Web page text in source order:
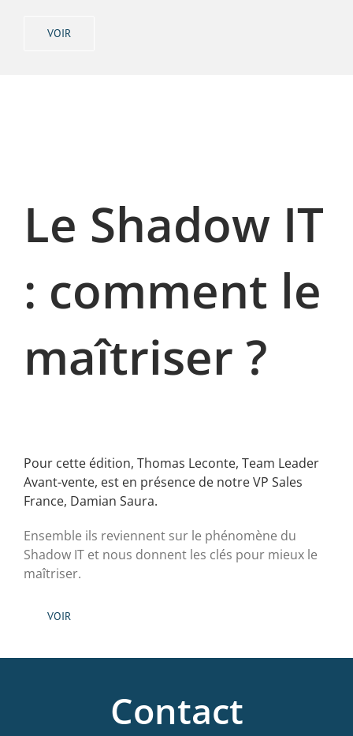
VOIR
Le Shadow IT
: comment le
maîtriser ?
Pour cette édition, Thomas Leconte, Team Leader
Avant-vente, est en présence de notre VP Sales
France, Damian Saura.
Ensemble ils reviennent sur le phénomène du
Shadow IT et nous donnent les clés pour mieux le
maîtriser.
VOIR
Contact